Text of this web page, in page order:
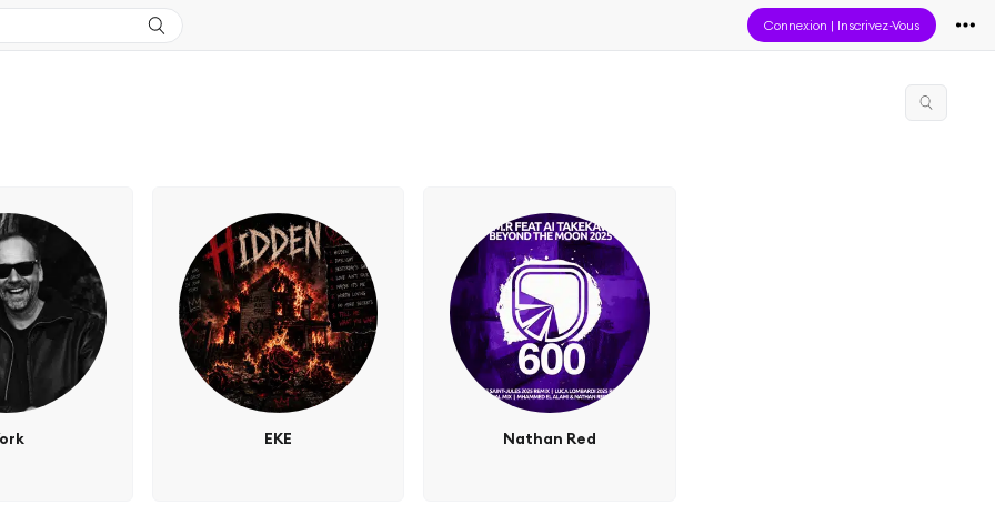
Connexion | Inscrivez-Vous
EKE Nathan Red